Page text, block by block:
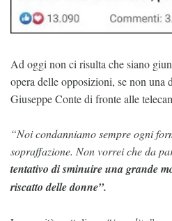
Ad oggi non ci risulta che siano
opera delle opposizioni, se non una
Giuseppe Conte di fronte alle
“Noi condanniamo sempre ogni
sopraffazione. Non vorrei che da
tentativo di sminuire una grande
riscatto delle donne”.